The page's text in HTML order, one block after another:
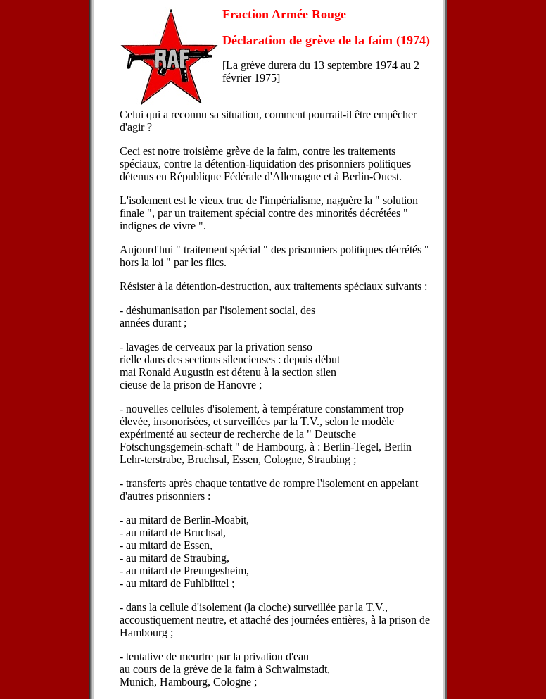
Fraction Armée Rouge
Déclaration de grève de la faim (1974)
[La grève durera du 13 septembre 1974 au 2
février 1975]
Celui qui a reconnu sa situation, comment pourrait-il être empêcher
d'agir ?
Ceci est notre troisième grève de la faim, contre les traitements
spéciaux, contre la détention-liquidation des prisonniers politiques
détenus en République Fédérale d'Allemagne et à Berlin-Ouest.
L'isolement est le vieux truc de l'impérialisme, naguère la " solution
finale ", par un traitement spécial contre des minorités décrétées "
indignes de vivre ".
Aujourd'hui " traitement spécial " des prisonniers politiques décrétés "
hors la loi " par les flics.
Résister à la détention-destruction, aux traitements spéciaux suivants :
- déshumanisation par l'isolement social, des
années durant ;
- lavages de cerveaux par la privation senso
rielle dans des sections silencieuses : depuis début
mai Ronald Augustin est détenu à la section silen
cieuse de la prison de Hanovre ;
- nouvelles cellules d'isolement, à température constamment trop
élevée, insonorisées, et surveillées par la T.V., selon le modèle
expérimenté au secteur de recherche de la " Deutsche
Fotschungsgemein-schaft " de Hambourg, à : Berlin-Tegel, Berlin
Lehr-terstrabe, Bruchsal, Essen, Cologne, Straubing ;
- transferts après chaque tentative de rompre l'isolement en appelant
d'autres prisonniers :
- au mitard de Berlin-Moabit,
- au mitard de Bruchsal,
- au mitard de Essen,
- au mitard de Straubing,
- au mitard de Preungesheim,
- au mitard de Fuhlbiittel ;
- dans la cellule d'isolement (la cloche) surveillée par la T.V.,
accoustiquement neutre, et attaché des journées entières, à la prison de
Hambourg ;
- tentative de meurtre par la privation d'eau
au cours de la grève de la faim à Schwalmstadt,
Munich, Hambourg, Cologne ;